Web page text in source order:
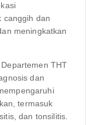
canggih dan
meningkatkan
Departemen THT
dan
termasuk
dan tonsilitis.